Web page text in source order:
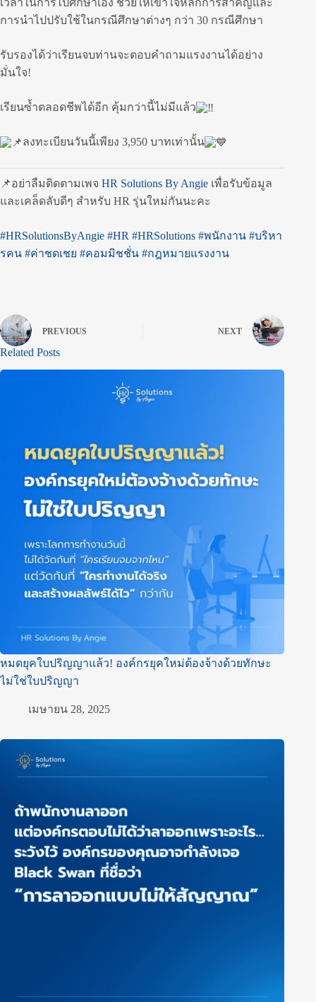
เวลาในการไปศึกษาเอง ช่วยให้เข้าใจหลักการสำคัญและ
การนำไปปรับใช้ในกรณีศึกษาต่างๆ กว่า 30 กรณีศึกษา
รับรองได้ว่าเรียนจบท่านจะตอบคำถามแรงงานได้อย่าง
มั่นใจ!
เรียนซ้ำตลอดชีพได้อีก คุ้มกว่านี้ไม่มีแล้ว
ลงทะเบียนวันนี้เพียง 3,950 บาทเท่านั้น
📌อย่าลืมติดตามเพจ HR Solutions By Angie เพื่อรับข้อมูล
และเคล็ดลับดีๆ สำหรับ HR รุ่นใหม่กันนะคะ
#HRSolutionsByAngie #HR #HRSolutions #พนักงาน #บริหา
รคน #ค่าชดเชย #คอมมิชชั่น #กฎหมายแรงงาน
PREVIOUS NEXT
Related Posts
หมดยุคใบปริญญาแล้ว! องค์กรยุคใหม่ต้องจ้างด้วยทักษะ
ไม่ใช่ใบปริญญา
เมษายน 28, 2025